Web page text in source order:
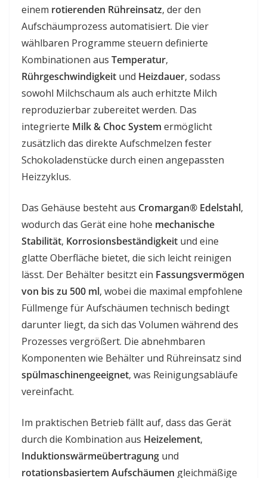
einem rotierenden Rühreinsatz, der den
Aufschäumprozess automatisiert. Die vier
wählbaren Programme steuern definierte
Kombinationen aus Temperatur,
Rührgeschwindigkeit und Heizdauer, sodass
sowohl Milchschaum als auch erhitzte Milch
reproduzierbar zubereitet werden. Das
integrierte Milk & Choc System ermöglicht
zusätzlich das direkte Aufschmelzen fester
Schokoladenstücke durch einen angepassten
Heizzyklus.
Das Gehäuse besteht aus Cromargan® Edelstahl,
wodurch das Gerät eine hohe mechanische
Stabilität, Korrosionsbeständigkeit und eine
glatte Oberfläche bietet, die sich leicht reinigen
lässt. Der Behälter besitzt ein Fassungsvermögen
von bis zu 500 ml, wobei die maximal empfohlene
Füllmenge für Aufschäumen technisch bedingt
darunter liegt, da sich das Volumen während des
Prozesses vergrößert. Die abnehmbaren
Komponenten wie Behälter und Rühreinsatz sind
spülmaschinengeeignet, was Reinigungsabläufe
vereinfacht.
Im praktischen Betrieb fällt auf, dass das Gerät
durch die Kombination aus Heizelement,
Induktionswärmeübertragung und
rotationsbasiertem Aufschäumen gleichmäßige